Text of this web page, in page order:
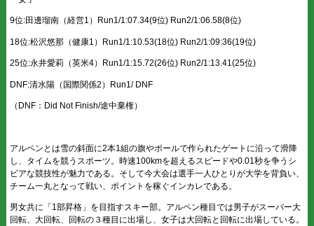
9位:田邊瑠南（経営1）Run1/1:07.34(9位) Run2/1:06.58(8位)
18位:松沢悠那（健康1）Run1/1:10.53(18位) Run2/1:09:36(19位)
25位:永井愛莉（英米4）Run1/1:15.72(26位) Run2/1:13.41(25位)
DNF:清水陽（国際関係2）Run1/ DNF
（DNF：Did Not Finish/途中棄権）
アルペンとは雪の斜面に2本1組の旗やポールで作られたゲートに沿って滑降
し、タイムを競うスポーツ。時速100kmを超えるスピードや0.01秒を争うシ
ビアな競技性が魅力である。そして今大会は選手一人ひとりが大学を背負い、
チーム一丸となって戦い、ポイントを稼ぐインカレである。
男女共に「1部昇格」を目指すスキー部。アルペン種目では男子がスーパー大
回転、大回転、回転の３種目に出場し、女子は大回転と回転に出場している。